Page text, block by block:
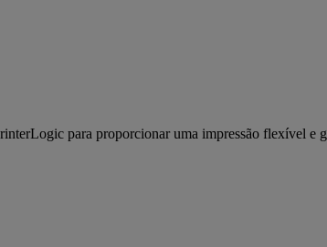
para proporcionar uma impressão flexível e